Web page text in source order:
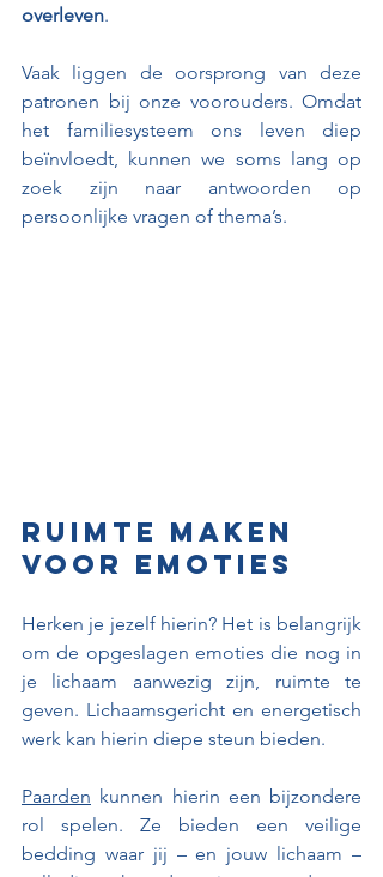
overleven.
Vaak liggen de oorsprong van deze
patronen bij onze voorouders. Omdat
het familiesysteem ons leven diep
beïnvloedt, kunnen we soms lang op
zoek zijn naar antwoorden op
persoonlijke vragen of thema’s.
Ruimte maken
voor emoties
Herken je jezelf hierin? Het is belangrijk
om de opgeslagen emoties die nog in
je lichaam aanwezig zijn, ruimte te
geven. Lichaamsgericht en energetisch
werk kan hierin diepe steun bieden.
Paarden kunnen hierin een bijzondere
rol spelen. Ze bieden een veilige
bedding waar jij – en jouw lichaam –